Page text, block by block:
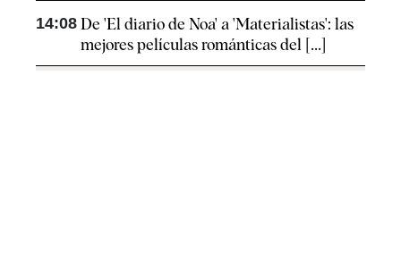
14:08 De 'El diario de Noa' a 'Materialistas': las
mejores películas románticas del [...]